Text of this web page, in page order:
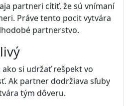
partneri cítiť, že sú vnímaní
Práve tento pocit vytvára
partnerstvo.
ako si udržať rešpekt vo
Ak partner dodržiava sľuby
tým dôveru.